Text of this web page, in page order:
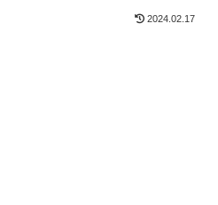
2024.02.17